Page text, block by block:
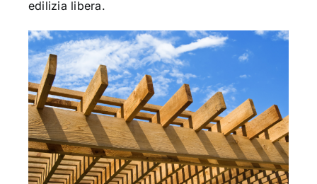
edilizia libera.